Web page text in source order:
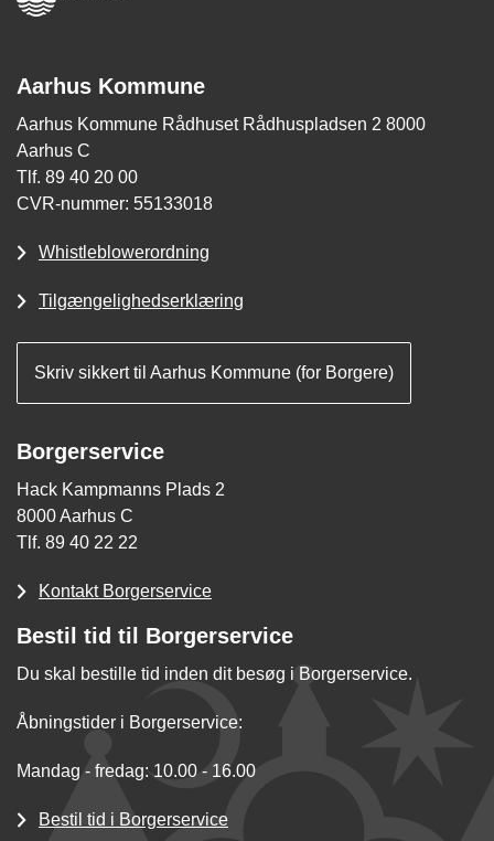
Aarhus Kommune
Aarhus Kommune Rådhuset Rådhuspladsen 2 8000
Aarhus C
Tlf. 89 40 20 00
CVR-nummer: 55133018
Whistleblowerordning
Tilgængelighedserklæring
Skriv sikkert til Aarhus Kommune (for Borgere)
Borgerservice
Hack Kampmanns Plads 2
8000 Aarhus C
Tlf. 89 40 22 22
Kontakt Borgerservice
Bestil tid til Borgerservice
Du skal bestille tid inden dit besøg i Borgerservice.
Åbningstider i Borgerservice:
Mandag - fredag: 10.00 - 16.00
Bestil tid i Borgerservice